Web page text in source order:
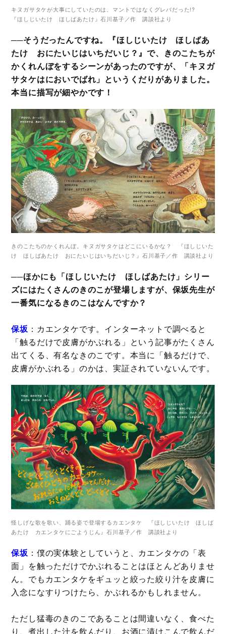
キヌガサタケが大事にしていたのは、マントではなくグレバだった!?
『ほしじいたけ ほしばあたけ』石川基子／作 講談社より
──そうだったんですね。『ほしじいたけ ほしばあ
たけ おにたいじはいちだいじ？』で、きのこたちが
かくれんぼをするシーンがあったのですが、「キヌガ
サタケはにおいでばれ」というくだりがありました。
本当に描写が細やかです！
きのこたちのかくれんぼ。キヌガサタケはどこにいるかな？ 『ほしじいた
け ほしばあたけ おにたいじはいちだいじ？』石川基子／作 講談社より
──ほかにも「ほしじいたけ ほしばあたけ」シリー
ズにはたくさんのきのこが登場しますが、保坂先生が
一番気になるきのこはなんですか？
保坂 ：カエンタケです。インターネットで調べると
「触るだけで皮膚がかぶれる」という記事がたくさん
出てくる、有名なきのこです。本当に「触るだけで、
皮膚がかぶれる」のかは、実証されていないんです。
怪しげな歌を歌い、踊る姿で登場するカエンタケ 『ほしじいたけ ほしば
あたけ カエンタケにごようじん』石川基子／作 講談社より
保坂 ：僕の実体験としていうと、カエンタケの「表
面」を触っただけでかぶれることはほとんどありませ
ん。でもカエンタケをギュッと絞った絞り汁を皮膚に
入念になすりつけたら、かぶれるかもしれません。
ただし猛毒のきのこであることは間違いなく、食べた
り、煮出した汁を飲んだり、お酒に漬けこんで飲んだ